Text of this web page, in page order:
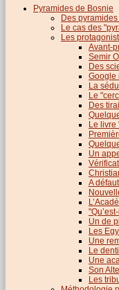
Pyramides de Bosnie
Des
Le cas des
Les
Avant-
Semir
Des
Google
La
Le
Des
Le livre
Un
A
Un de
Les
Une
Le
Une
Son
Les